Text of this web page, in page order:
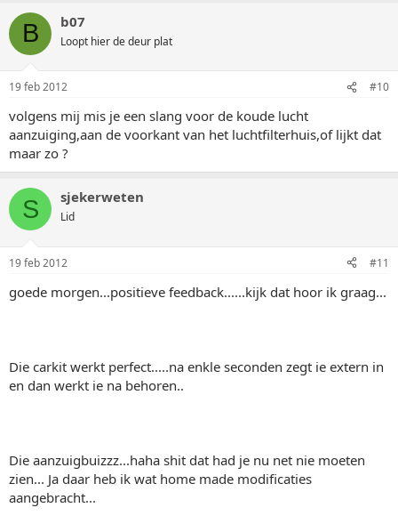
B b07
Loopt hier de deur plat
19 feb 2012 #10
volgens mij mis je een slang voor de koude lucht
aanzuiging,aan de voorkant van het luchtfilterhuis,of lijkt dat
maar zo ?
S sjekerweten
Lid
19 feb 2012 #11
goede morgen...positieve feedback......kijk dat hoor ik graag...
Die carkit werkt perfect.....na enkle seconden zegt ie extern in
en dan werkt ie na behoren..
Die aanzuigbuizzz...haha shit dat had je nu net nie moeten
zien... Ja daar heb ik wat home made modificaties
aangebracht...